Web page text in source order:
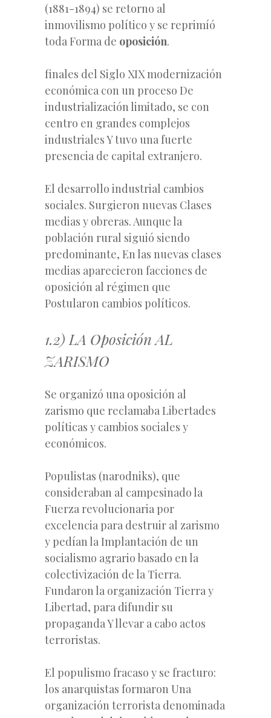
(1881-1894) se retorno al
inmovilismo político y se reprimíó
toda Forma de oposición.
finales del Siglo XIX modernización
económica con un proceso De
industrialización limitado, se con
centro en grandes complejos
industriales Y tuvo una fuerte
presencia de capital extranjero.
El desarrollo industrial cambios
sociales. Surgieron nuevas Clases
medias y obreras. Aunque la
población rural siguió siendo
predominante, En las nuevas clases
medias aparecieron facciones de
oposición al régimen que
Postularon cambios políticos.
1.2) LA Oposición AL
ZARISMO
Se organizó una oposición al
zarismo que reclamaba Libertades
políticas y cambios sociales y
económicos.
Populistas (narodniks), que
consideraban al campesinado la
Fuerza revolucionaria por
excelencia para destruir al zarismo
y pedían la Implantación de un
socialismo agrario basado en la
colectivización de la Tierra.
Fundaron la organización Tierra y
Libertad, para difundir su
propaganda Y llevar a cabo actos
terroristas.
El populismo fracaso y se fracturo:
los anarquistas formaron Una
organización terrorista denominada